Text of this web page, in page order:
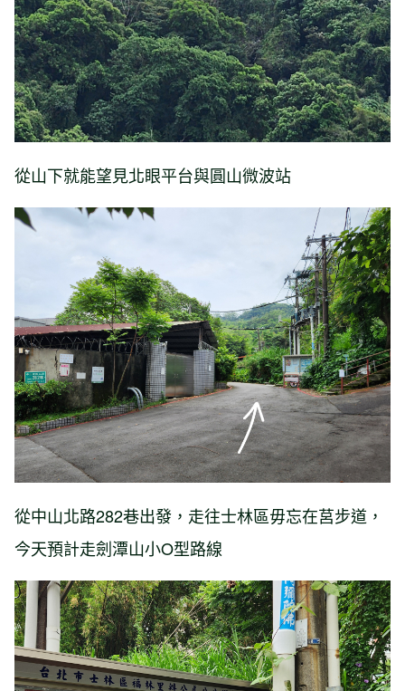
從山下就能望見北眼平台與圓山微波站
從中山北路282巷出發，走往士林區毋忘在莒步道，
今天預計走劍潭山小O型路線